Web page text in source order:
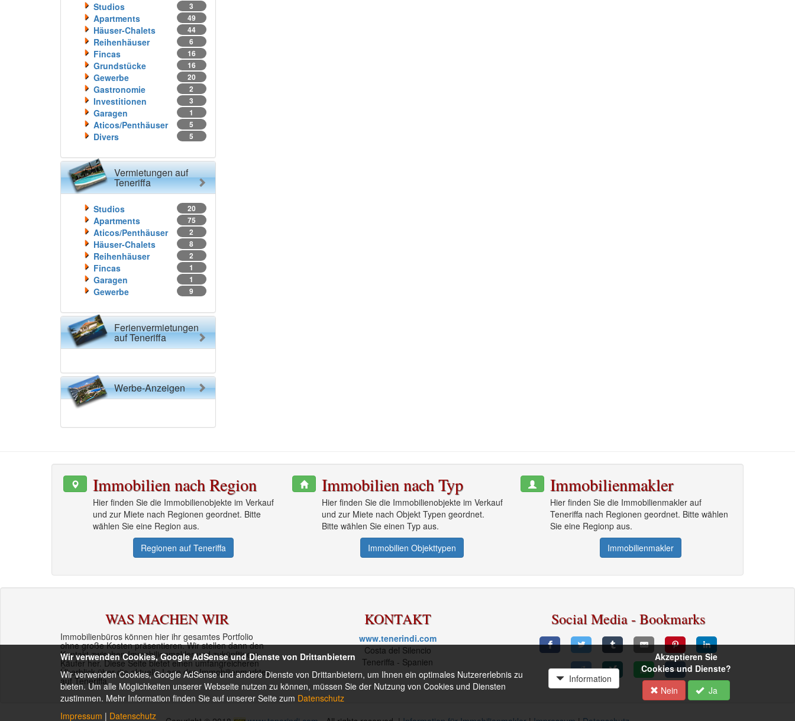
Studios 3
Apartments 49
Häuser-Chalets 44
Reihenhäuser 6
Fincas 16
Grundstücke 16
Gewerbe 20
Gastronomie 2
Investitionen 3
Garagen 1
Aticos/Penthäuser 5
Divers 5
Vermietungen auf
Teneriffa
Studios 20
Apartments 75
Aticos/Penthäuser 2
Häuser-Chalets 8
Reihenhäuser 2
Fincas 1
Garagen 1
Gewerbe 9
Ferienvermietungen
auf Teneriffa
Werbe-Anzeigen
Immobilien nach Region
Hier finden Sie die Immobilienobjekte im Verkauf
und zur Miete nach Regionen geordnet. Bitte
wählen Sie eine Region aus.
Regionen auf Teneriffa
Immobilien nach Typ
Hier finden Sie die Immobilienobjekte im Verkauf
und zur Miete nach Objekt Typen geordnet.
Bitte wählen Sie einen Typ aus.
Immobilien Objekttypen
Immobilienmakler
Hier finden Sie die Immobilienmakler auf
Teneriffa nach Regionen geordnet. Bitte wählen
Sie eine Regionp aus.
Immobilienmakler
WAS MACHEN WIR
Immobilienbüros können hier ihr gesamtes Portfolio
ohne große Kosten präsentieren. Wir stellen dann den
Kontakt zwischen Immobilienmakler und zukünftigem
Käufer her. Diese Seite bietet einen umfangreicheren
Überblick über die aktuelle Lage des Immobilienmarktes
auf Teneriffa.
KONTAKT
www.tenerindi.com
Costa del Silencio
Teneriffa - Spanien
Social Media - Bookmarks
Wir verwenden Cookies, Google AdSense und Dienste von Drittanbietern
Information
Wir verwenden Cookies, Google AdSense und andere Dienste von Drittanbietern, um Ihnen ein optimales Nutzererlebnis zu
bieten. Um alle Möglichkeiten unserer Webseite nutzen zu können, müssen Sie der Nutzung von Cookies und Diensten
zustimmen. Mehr Information finden Sie auf unserer Seite zum Datenschutz
Impressum | Datenschutz
Akzeptieren Sie
Cookies und Dienste?
Nein
Ja